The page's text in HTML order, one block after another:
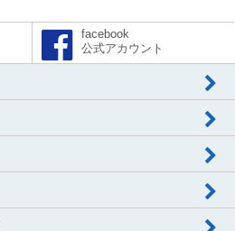
facebook
公式アカウント